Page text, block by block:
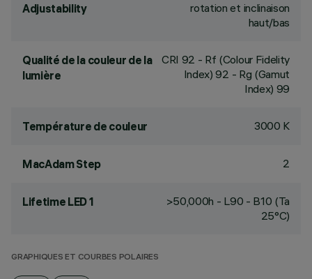
Adjustability
rotation et inclinaison
haut/bas
Qualité de la couleur de la
lumière
CRI 92 - Rf (Colour Fidelity
Index) 92 - Rg (Gamut
Index) 99
Température de couleur 3000 K
MacAdam Step 2
Lifetime LED 1
>50,000h - L90 - B10 (Ta
25°C)
GRAPHIQUES ET COURBES POLAIRES